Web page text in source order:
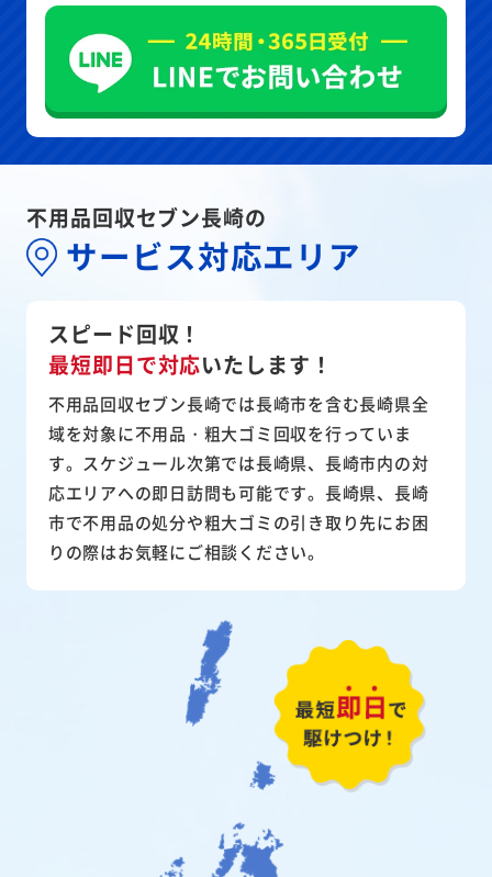
不用品回収セブン長崎の
サービス対応エリア
スピード回収！
最短即日で対応いたします！
不用品回収セブン長崎では長崎市を含む長崎県全
域を対象に不用品・粗大ゴミ回収を行っていま
す。スケジュール次第では長崎県、長崎市内の対
応エリアへの即日訪問も可能です。長崎県、長崎
市で不用品の処分や粗大ゴミの引き取り先にお困
りの際はお気軽にご相談ください。